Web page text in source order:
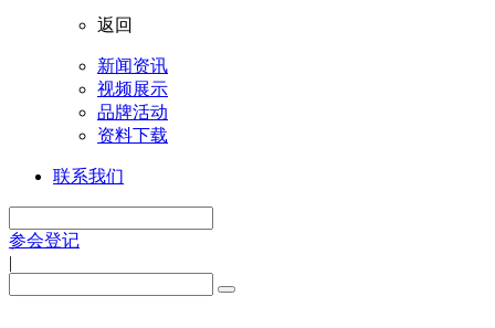
返回
新闻资讯
视频展示
品牌活动
资料下载
联系我们
参会登记
|